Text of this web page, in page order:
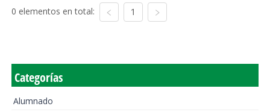
0 elementos en total: 1
Categorías
Alumnado